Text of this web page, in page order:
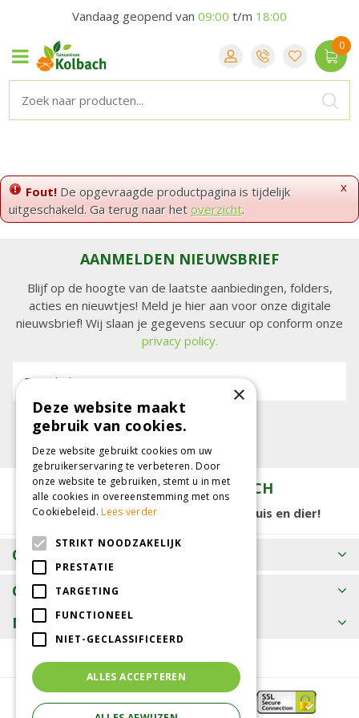
Vandaag geopend van 09:00 t/m 18:00
x
Fout! De opgevraagde productpagina is tijdelijk
uitgeschakeld. Ga terug naar het overzicht.
AANMELDEN NIEUWSBRIEF
Blijf op de hoogte van de laatste aanbiedingen, folders,
acties en nieuwtjes! Meld je hier aan voor onze digitale
nieuwsbrief! Wij slaan je gegevens secuur op conform onze
privacy policy.
E-mailadres:
TUINCENTRUM KOLBACH
15.000 m2 winkelplezier voor tuin, huis en dier!
OPENINGSTIJDEN
CONTACT
MEER INFORMATIE
×
Deze website maakt
gebruik van cookies.
Deze website gebruikt cookies om uw
gebruikerservaring te verbeteren. Door
onze website te gebruiken, stemt u in met
alle cookies in overeenstemming met ons
Cookiebeleid.Lees verder
STRIKT NOODZAKELIJK
PRESTATIE
TARGETING
FUNCTIONEEL
NIET-GECLASSIFICEERD
ALLES ACCEPTEREN